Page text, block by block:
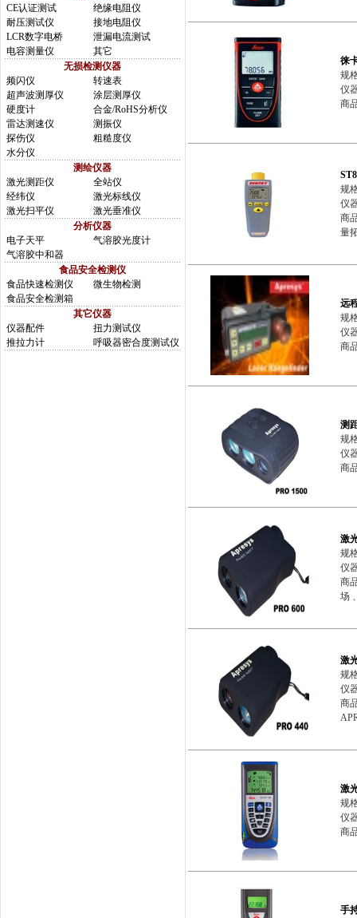
CE认证测试
绝缘电阻仪
耐压测试仪
接地电阻仪
LCR数字电桥
泄漏电流测试
电容测量仪
其它
无损检测仪器
频闪仪
转速表
超声波测厚仪
涂层测厚仪
硬度计
合金/RoHS分析仪
雷达测速仪
测振仪
探伤仪
粗糙度仪
水分仪
测绘仪器
激光测距仪
全站仪
经纬仪
激光标线仪
激光扫平仪
激光垂准仪
分析仪器
电子天平
气溶胶光度计
气溶胶中和器
食品安全检测仪
食品快速检测仪
微生物检测
食品安全检测箱
其它仪器
仪器配件
扭力测试仪
推拉力计
呼吸器密合度测试仪
徕
规
仪
商
规
仪
商
量
远
规
仪
商
测
规
仪
商
激
规
仪
商
场
激
规
仪
商
激
规
仪
商
手